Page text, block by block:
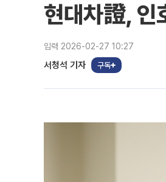
현대차證, 인
입력 2026-02-27 10:27
서청석 기자 구독